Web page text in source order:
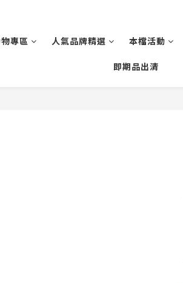
專區
人氣品牌精選 本檔活動
即期品出清